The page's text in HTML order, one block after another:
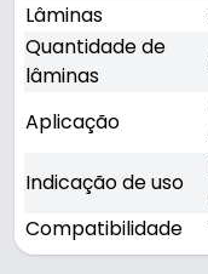
Lâminas
Quantidade de
lâminas
Aplicação
Indicação de uso
Compatibilidade